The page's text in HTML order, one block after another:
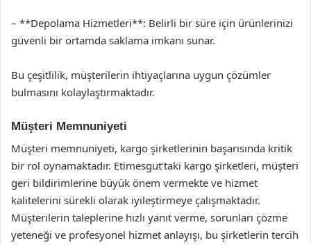
– **Depolama Hizmetleri**: Belirli bir süre için ürünlerinizi
güvenli bir ortamda saklama imkanı sunar.
Bu çeşitlilik, müşterilerin ihtiyaçlarına uygun çözümler
bulmasını kolaylaştırmaktadır.
Müşteri Memnuniyeti
Müşteri memnuniyeti, kargo şirketlerinin başarısında kritik
bir rol oynamaktadır. Etimesgut’taki kargo şirketleri, müşteri
geri bildirimlerine büyük önem vermekte ve hizmet
kalitelerini sürekli olarak iyileştirmeye çalışmaktadır.
Müşterilerin taleplerine hızlı yanıt verme, sorunları çözme
yeteneği ve profesyonel hizmet anlayışı, bu şirketlerin tercih